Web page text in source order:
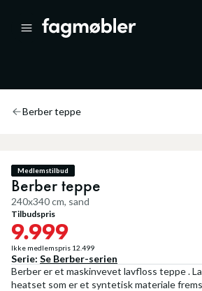
Berber teppe
Medlemstilbud
Berber teppe
240x340 cm, sand
Tilbudspris
9.999
Ikke medlemspris 12.499
Serie: Se Berber-serien
Berber er et maskinvevet lavfloss teppe .
heatset som er et syntetisk materiale